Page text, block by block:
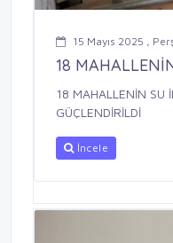
15 Mayıs 2025 ,
18
18 MAHALLENİN SU
GÜÇLENDİRİLDİ
İncele